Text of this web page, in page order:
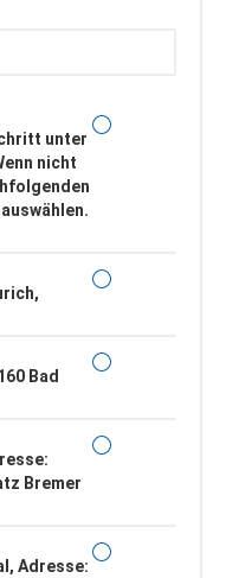
unter
nicht
Bad
Bremer
Adresse: